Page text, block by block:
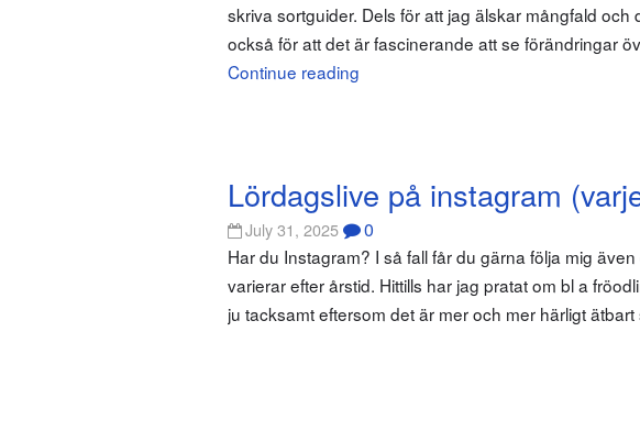
skriva sortguider. Dels för att jag älskar mångfald
också för att det är fascinerande att se förändringar
Continue reading
Lördagslive på instagram
July 31, 2025 0
Har du Instagram? I så fall får du gärna följa mig
varierar efter årstid. Hittills har jag pratat om bl a
ju tacksamt eftersom det är mer och mer härligt